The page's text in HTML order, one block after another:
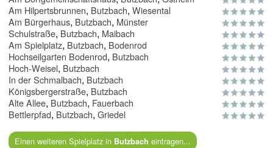
Am Hilpertsbrunnen, Butzbach, Wiesental
Am Bürgerhaus, Butzbach, Münster
Schulstraße, Butzbach, Maibach
Am Spielplatz, Butzbach, Bodenrod
Hochseilgarten Bodenrod, Butzbach
Hoch-Weisel, Butzbach
In der Schmalbach, Butzbach
Königsbergerstraße, Butzbach
Alte Allee, Butzbach, Fauerbach
Bettlerpfad, Butzbach, Griedel
Einen weiteren Spielplatz in Butzbach eintragen...